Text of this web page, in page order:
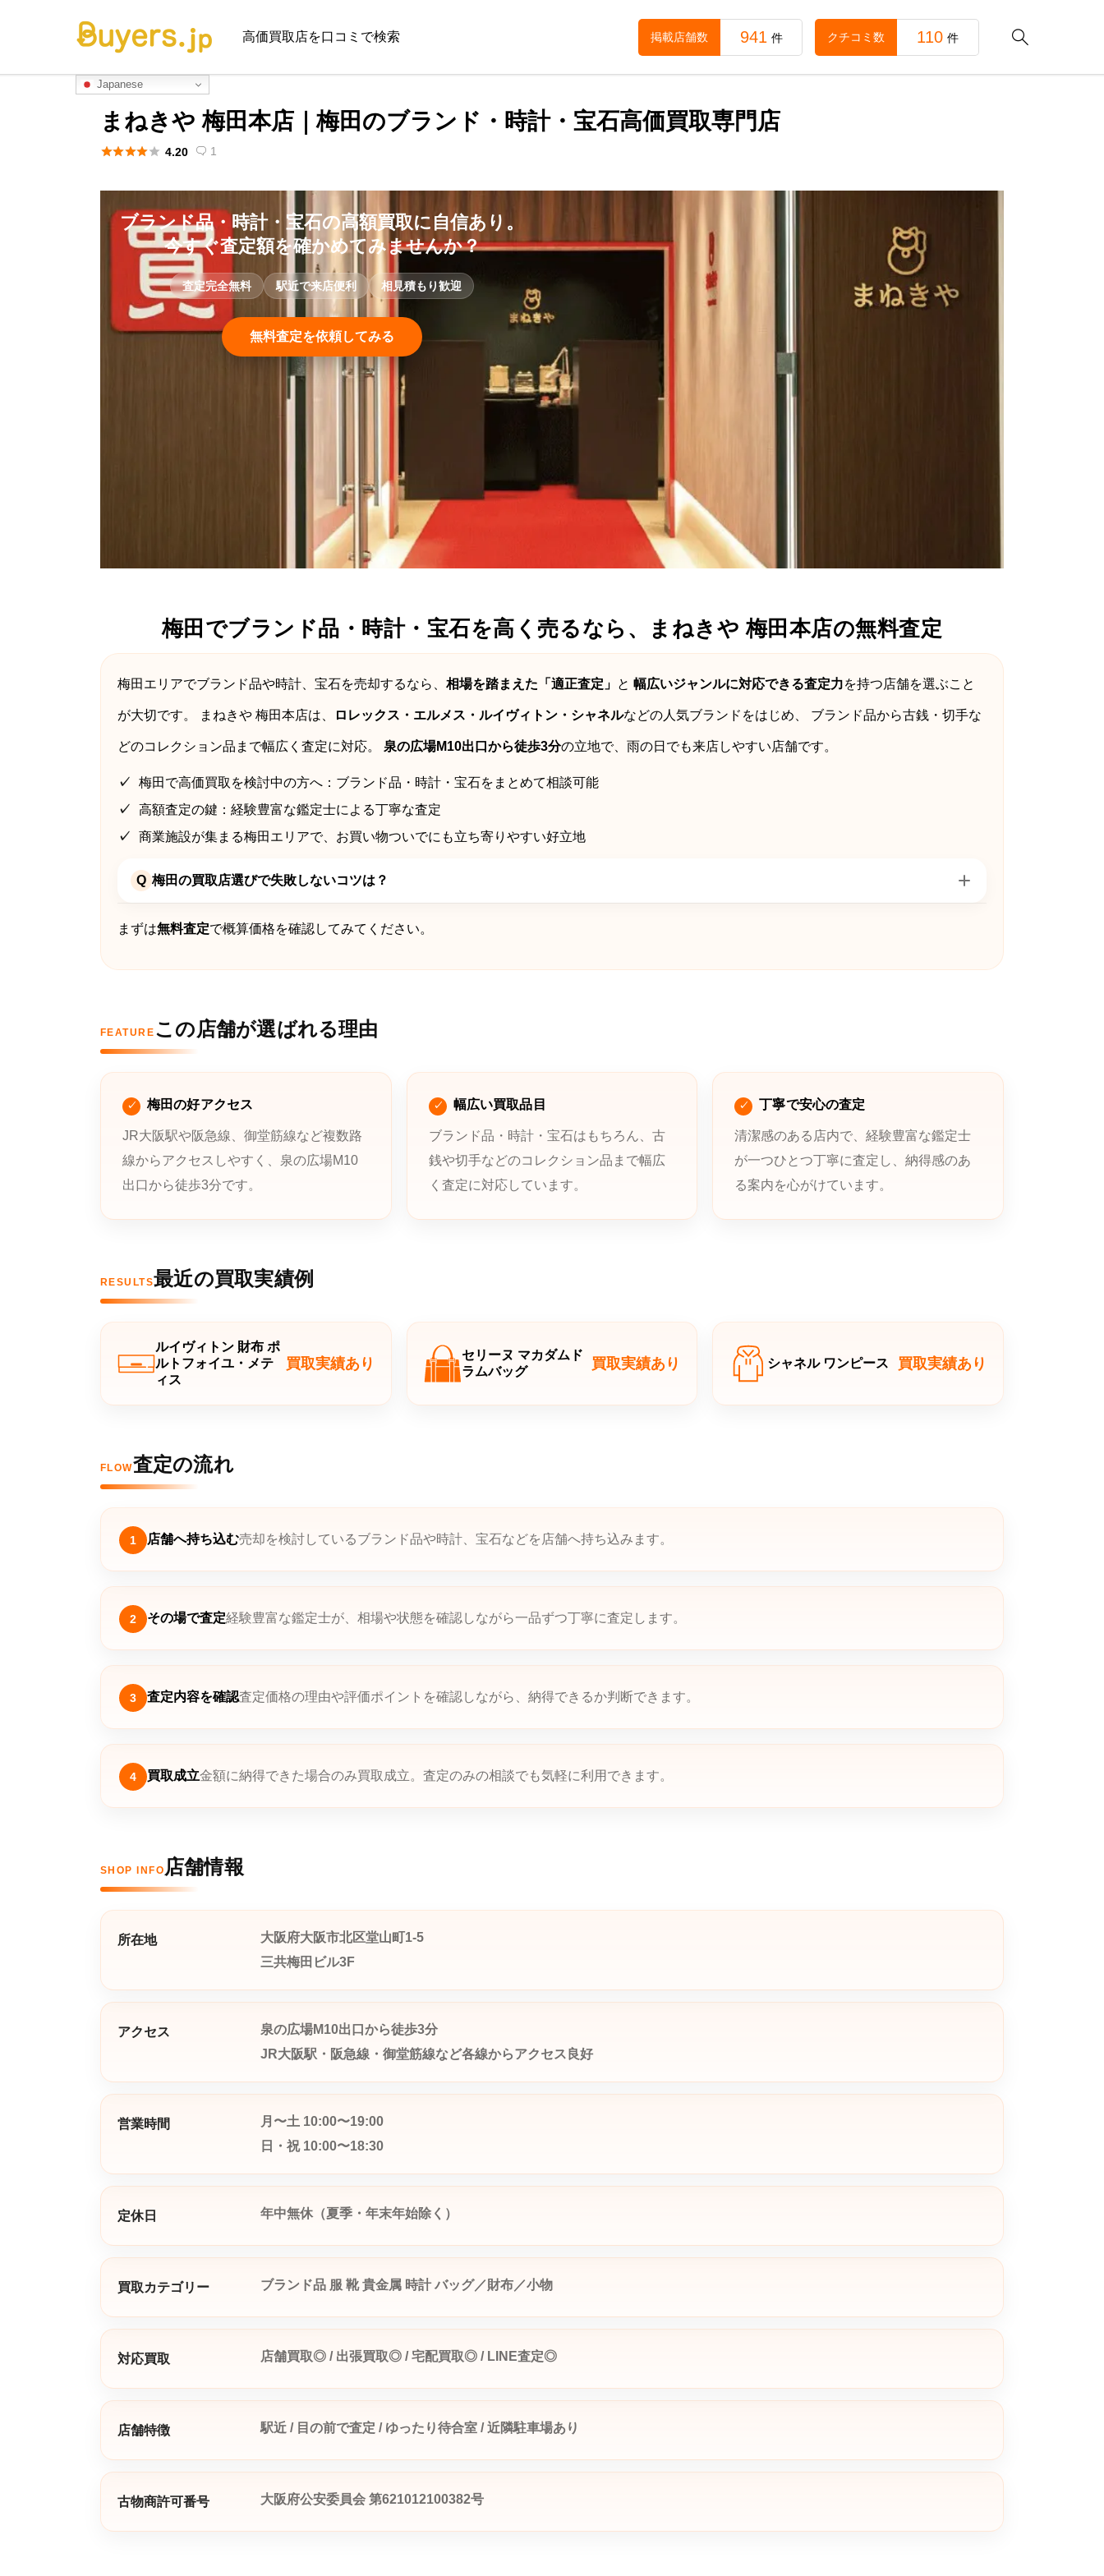
高価買取店を口コミで検索 
掲載店舗数 941 件 クチコミ数 110 件
Japanese
まねきや 梅田本店｜梅田のブランド・時計・宝石高価買取専門店
 4.20  1
ブランド品・時計・宝石の高額買取に自信あり。
今すぐ査定額を確かめてみませんか？
査定完全無料 駅近で来店便利 相見積もり歓迎
無料査定を依頼してみる
梅田でブランド品・時計・宝石を高く売るなら、まねきや 梅田本店の無料査定
梅田エリアでブランド品や時計、宝石を売却するなら、 相場を踏まえた「適正査定」 と 幅広いジャンルに対応できる査定力を持つ店舗を選ぶこと
が大切です。 まねきや 梅田本店は、 ロレックス・エルメス・ルイヴィトン・シャネルなどの人気ブランドをはじめ、 ブランド品から古銭・切手な
どのコレクション品まで幅広く査定に対応。 泉の広場M10出口から徒歩3分の立地で、雨の日でも来店しやすい店舗です。
梅田で高価買取を検討中の方へ：ブランド品・時計・宝石をまとめて相談可能
高額査定の鍵：経験豊富な鑑定士による丁寧な査定
商業施設が集まる梅田エリアで、お買い物ついでにも立ち寄りやすい好立地
Q 梅田の買取店選びで失敗しないコツは？
まずは無料査定で概算価格を確認してみてください。
FEATURE この店舗が選ばれる理由
梅田の好アクセス
JR大阪駅や阪急線、御堂筋線など複数路
線からアクセスしやすく、泉の広場M10
出口から徒歩3分です。
幅広い買取品目
ブランド品・時計・宝石はもちろん、古
銭や切手などのコレクション品まで幅広
く査定に対応しています。
丁寧で安心の査定
清潔感のある店内で、経験豊富な鑑定士
が一つひとつ丁寧に査定し、納得感のあ
る案内を心がけています。
RESULTS最近の買取実績例
ルイヴィトン 財布 ポ
ルトフォイユ・メテ
ィス
買取実績あり
セリーヌ マカダムド
ラムバッグ
買取実績あり シャネル ワンピース 買取実績あり
FLOW査定の流れ
1 店舗へ持ち込む売却を検討しているブランド品や時計、宝石などを店舗へ持ち込みます。
2 その場で査定経験豊富な鑑定士が、相場や状態を確認しながら一品ずつ丁寧に査定します。
3 査定内容を確認査定価格の理由や評価ポイントを確認しながら、納得できるか判断できます。
4 買取成立金額に納得できた場合のみ買取成立。査定のみの相談でも気軽に利用できます。
SHOP INFO 店舗情報
所在地
大阪府大阪市北区堂山町1-5
三共梅田ビル3F
アクセス
泉の広場M10出口から徒歩3分
JR大阪駅・阪急線・御堂筋線など各線からアクセス良好
営業時間
月〜土 10:00〜19:00
日・祝 10:00〜18:30
定休日 年中無休（夏季・年末年始除く）
買取カテゴリー ブランド品 服 靴 貴金属 時計 バッグ／財布／小物
対応買取 店舗買取◎ / 出張買取◎ / 宅配買取◎ / LINE査定◎
店舗特徴 駅近 / 目の前で査定 / ゆったり待合室 / 近隣駐車場あり
古物商許可番号 大阪府公安委員会 第621012100382号